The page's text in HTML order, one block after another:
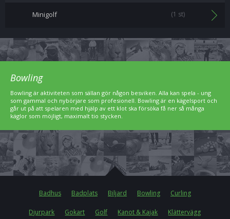
Minigolf (1 st)
Bowling
Bowling är aktiviteten som sällan gör någon besviken. Alla kan spela - ung
som gammal och nybörjare som profesionell. Bowling är en kägelsport och
går ut på att spelaren med hjälp av ett klot ska försöka få ner så många
käglor som möjligt, maximalt tio stycken.
Badhus Badplats Biljard Bowling Curling
Djurpark Gokart Golf Kanot & Kajak Klättervägg